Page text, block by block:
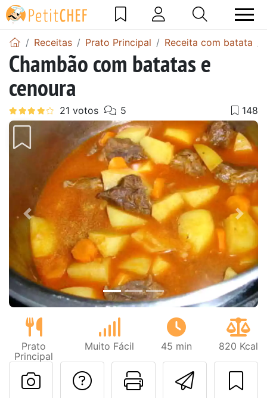
Receitas Prato Principal Receita com batata
Chambão com batatas e
cenoura
Anterior Next
Prato
Principal
Muito Fácil 45 min 820 Kcal
Imprima
Falar com o autor